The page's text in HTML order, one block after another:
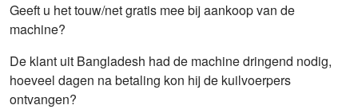
Geeft u het touw/net gratis mee bij aankoop van de
machine?
De klant uit Bangladesh had de machine dringend nodig,
hoeveel dagen na betaling kon hij de kuilvoerpers
ontvangen?